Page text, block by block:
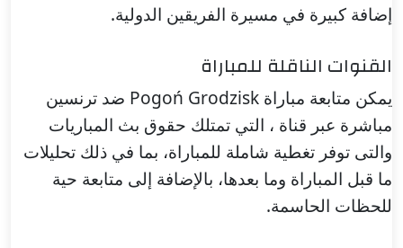
إضافة كبيرة في مسيرة الفريقين الدولية.
القنوات الناقلة للمباراة
يمكن متابعة مباراة Pogoń Grodzisk ضد ترنسين
مباشرة عبر قناة ، التي تمتلك حقوق بث المباريات
والتى توفر تغطية شاملة للمباراة، بما في ذلك تحليلات
ما قبل المباراة وما بعدها، بالإضافة إلى متابعة حية
للحظات الحاسمة.